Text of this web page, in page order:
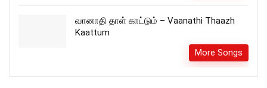
வானாதி தாள் காட்டும் – Vaanathi Thaazh
Kaattum
More Songs